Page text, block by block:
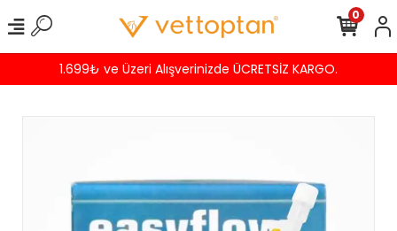
ve Üzeri Alışverinizde ÜCRETSİZ KARGO.
0